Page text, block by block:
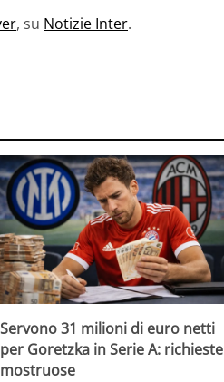
, su Notizie Inter.
Servono 31 milioni di euro netti
per Goretzka in Serie A: richieste
mostruose